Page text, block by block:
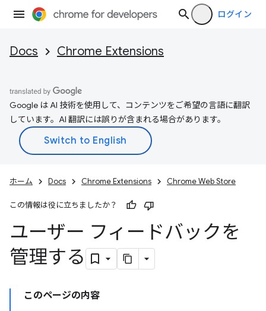
ログイン
Docs Chrome Extensions
Google は AI 技術を使用して、コンテンツをご希望の言語に翻訳
しています。AI 翻訳には誤りが含まれる場合があります。
ホーム Docs Chrome Extensions Chrome Web Store
この情報は役に立ちましたか？
ユーザー フィードバックを
管理する
このページの内容